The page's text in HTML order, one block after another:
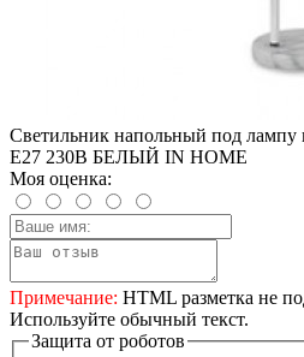
Светильник напольный под
Е27 230В БЕЛЫЙ IN HOME
Моя оценка:
Примечание: HTML разметка не
Используйте обычный текст.
Защита от роботов